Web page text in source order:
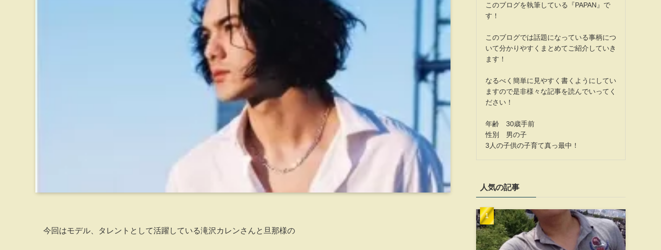
今回はモデル、タレントとして活躍している滝沢カレンさんと旦那様の
このブログを執筆している『PAPAN』で
す！
このブログでは話題になっている事柄につ
いて分かりやすくまとめてご紹介していき
ます！
なるべく簡単に見やすく書くようにしてい
ますので是非様々な記事を読んでいってく
ださい！
年齢 30歳手前
性別 男の子
3人の子供の子育て真っ最中！
人気の記事